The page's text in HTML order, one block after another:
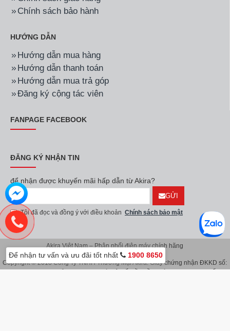
Chính sách bảo hành
HƯỚNG DẪN
Hướng dẫn mua hàng
Hướng dẫn thanh toán
Hướng dẫn mua trả góp
Đăng ký cộng tác viên
FANPAGE FACEBOOK
ĐĂNG KÝ NHẬN TIN
để nhận được khuyến mãi hấp dẫn từ Akira?
GỬI
Tôi đã đọc và đồng ý với điều khoản Chính sách bảo mật
Akira Việt Nam – Phân phối điện máy chính hãng
Copyright © 2018 Công Ty TNHH Thương Mại Akira. Giấy chứng nhận ĐKKD số:
Để nhận tư vấn và ưu đãi tốt nhất 1900 8650